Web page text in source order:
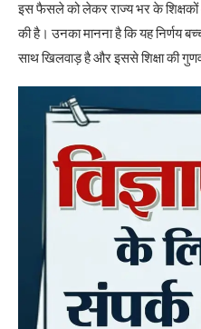
इस फैसले को लेकर राज्य भर के शिक्षकों
की है। उनका मानना है कि यह निर्णय
साथ खिलवाड़ है और इससे शिक्षा की